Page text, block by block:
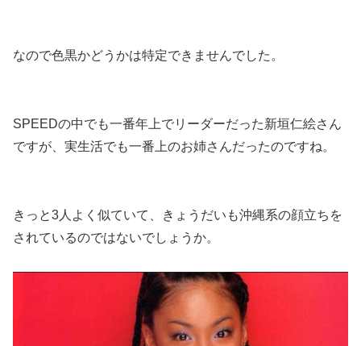
なので色黒かどうかは特定できませんでした。
SPEEDの中でも一番年上でリーダーだった新垣仁絵さん
ですが、実生活でも一番上のお姉さんだったのですね。
きっと3人よく似ていて、きょうだいも沖縄系の顔立ちを
されているのではないでしょうか。